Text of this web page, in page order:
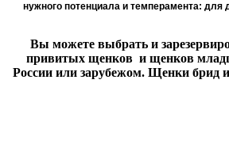
нужного потенциала и темперамента:
Вы можете выбрать и
привитых щенков и щенков
России или зарубежом. Щенки брид